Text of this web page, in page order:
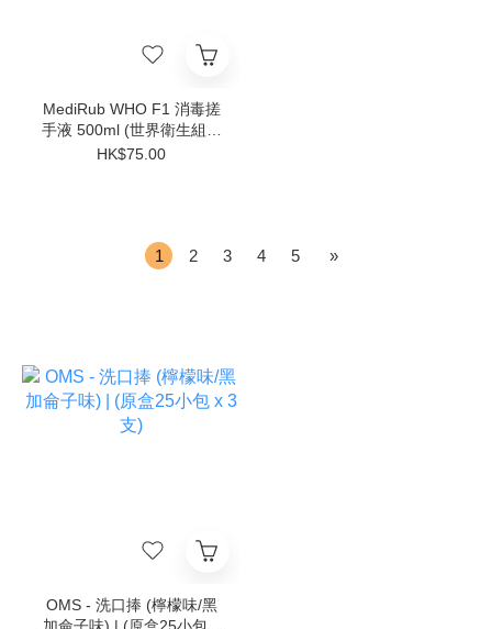
MediRub WHO F1 消毒搓
手液 500ml (世界衛生組織
建議處方)
HK$75.00
1 2 3 4 5 »
OMS - 洗口捧 (檸檬味/黑
加侖子味) | (原盒25小包 x